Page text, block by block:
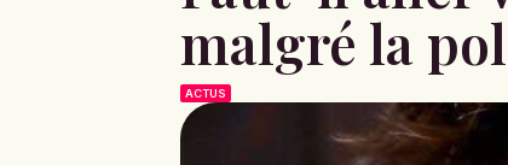
malgré la
ACTUS